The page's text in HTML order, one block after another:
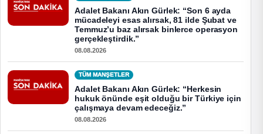
Adalet Bakanı Akın Gürlek: “Son 6 ayda
mücadeleyi esas alırsak, 81 ilde Şubat ve
Temmuz’u baz alırsak binlerce operasyon
gerçekleştirdik.”
08.08.2026
TÜM MANŞETLER
Adalet Bakanı Akın Gürlek: “Herkesin
hukuk önünde eşit olduğu bir Türkiye için
çalışmaya devam edeceğiz.”
08.08.2026